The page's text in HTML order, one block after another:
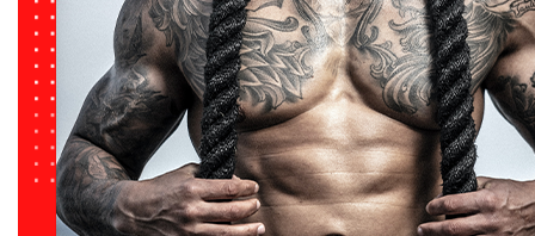
Pro hormonales
naturales